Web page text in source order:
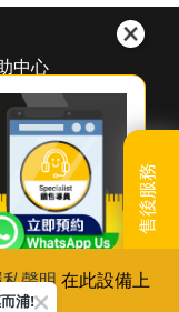
聲明 在此設備上
定。
售後服務
中心
中心
維修
保養
續保
問題及使用貼士
浦!